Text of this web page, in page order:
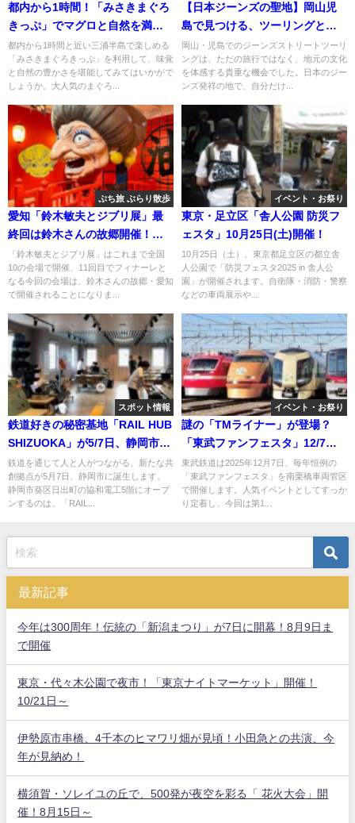
都内から1時間！「みさきまぐろ
きっぷ」でマグロと自然を満喫
ｗｗｗ
都内から1時間と近い三浦半島で楽しめる
「みさきまぐろきっぷ」を利用して、味覚
と自然の豊かさを堪能してみてはいかがで
しょうか。大人気のまぐろ...
【日本ジーンズの聖地】岡山児
島で見つける、ツーリングとジ
ーンズの魅力！
岡山・児島でのジーンズストリートツーリ
ングは、ただの旅行ではなく、地元の文化
を体感する貴重な機会でした。日本のジー
ンズ発祥の地で、自分だけ...
ぷち旅 ぶらり散歩
愛知「鈴木敏夫とジブリ展」最
終回は鈴木さんの故郷開催！
7/12～
「鈴木敏夫とジブリ展」はこれまで全国
10の会場で開催、11回目でフィナーレと
なる今回の会場は、鈴木さんの故郷・愛知
で開催されることになりま...
イベント・お祭り
東京・足立区「舎人公園 防災フ
ェスタ」10月25日(土)開催！
10月25日（土）、東京都足立区の都立舎
人公園で「防災フェスタ2025 in 舎人公
園」が開催されます。自衛隊・消防・警察
などの車両展示や...
スポット情報
鉄道好きの秘密基地「RAIL HUB
SHIZUOKA」が5/7日、静岡市に
オープン！
鉄道を通じて人と人がつながる、新たな共
創拠点が5月7日、静岡市に誕生します。
静岡市葵区日出町の協和電工5階にオープ
ンするのは、「RAIL...
イベント・お祭り
謎の「TMライナー」が登場？
「東武ファンフェスタ」12/7開
催！
東武鉄道は2025年12月7日、毎年恒例の
「東武ファンフェスタ」を南栗橋車両管区
で開催します。人気イベントとしてすっか
り定着し、今回は第1...
最新記事
今年は300周年！伝統の「新潟まつり」が7日に開幕！8月9日ま
で開催
東京・代々木公園で夜市！「東京ナイトマーケット」開催！
10/21日～
伊勢原市串橋、4千本のヒマワリ畑が見頃！小田急との共演、今
年が見納め！
横須賀・ソレイユの丘で、500発が夜空を彩る「 花火大会」開
催！8月15日～